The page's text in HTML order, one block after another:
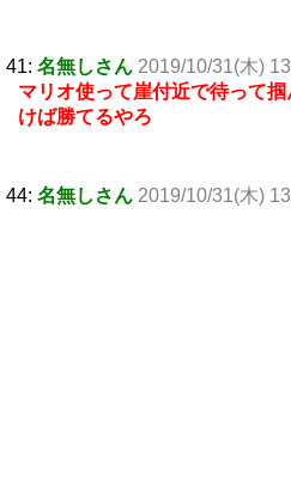
41: 名無しさん 2019/10/31(木)
マリオ使って崖付近で待って
けば勝てるやろ
44: 名無しさん 2019/10/31(木)